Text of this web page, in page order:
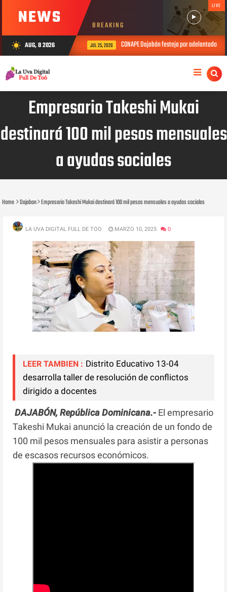
NEWS BREAKING
LIVE
wb_sunny AUG, 8 2026 JUL 25, 2026 CONAPE Dajabón festeja por adelantado el
Empresario Takeshi Mukai
destinará 100 mil pesos mensuales
a ayudas sociales
Home Dajabon Empresario Takeshi Mukai destinará 100 mil pesos mensuales a ayudas sociales
LA UVA DIGITAL FULL DE TOO MARZO 10, 2025 0
LEER TAMBIEN : Distrito Educativo 13-04
desarrolla taller de resolución de conflictos
dirigido a docentes
DAJABÓN, República Dominicana.- El empresario
Takeshi Mukai anunció la creación de un fondo de
100 mil pesos mensuales para asistir a personas
de escasos recursos económicos.